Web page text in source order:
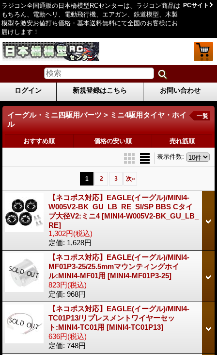
ラジコン全国通販の日本橋模型RCセンターは、ラジコン商品は
もちろん、電動ヘリ、電動飛行機、エアガン、鉄道模型、木製
模型を激安お値打ち価格・基本送料無料にて全国のお客様にお
届けします！
PCサイト
ログイン 新規登録はこちら お問い合わせ
イーグル・ミニ四駆用パーツ > ミニ4駆用タイヤ・ホイ
ル
一覧
おすすめ順 価格の安い順 売れ筋順
表示件数:
1 2 3 次»
【ネコポス対応】EAGLE(イーグル)/MINI4-
W005V2-BK_GU_LB_RE_SI/SP BBS Cタイ
プ大径V2:ミニ4[MINI4-W005V2-BK_GU_LB_
RE]
1,302円(税込)
定価: 1,628円
【ネコポス対応】EAGLE(イーグル)/MINI4-
MF01P3-25/25.5mmマウンティングホイ
ル:MINI4-MF01用 [MINI4-MF01P3-25]
823円(税込)
定価: 968円
【ネコポス対応】EAGLE(イーグル)/MINI4-
TC01P13/リプレスメントワイヤーセッ
ト:MINI4-TC01用 [MINI4-TC01P13]
636円(税込)
定価: 748円